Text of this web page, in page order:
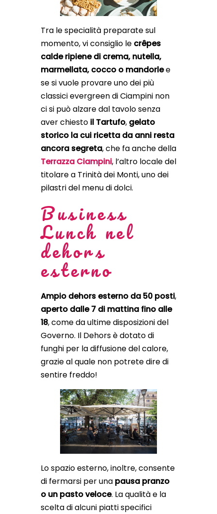
Tra le specialità preparate sul
momento, vi consiglio le crêpes
calde ripiene di crema, nutella,
marmellata, cocco o mandorlee
se si vuole provare uno dei più
classici evergreen di Ciampini non
ci si può alzare dal tavolo senza
aver chiesto il Tartufo, gelato
storico la cui ricetta da anni resta
ancora segreta, che fa anche della
Terrazza Ciampini, l’altro locale del
titolare a Trinità dei Monti, uno dei
pilastri del menu di dolci.
Business
Lunch nel
dehors
esterno
Ampio dehors esterno da 50 posti,
aperto dalle 7 di mattina fino alle
18, come da ultime disposizioni del
Governo. Il Dehors è dotato di
funghi per la diffusione del calore,
grazie al quale non potrete dire di
sentire freddo!
Lo spazio esterno, inoltre, consente
di fermarsi per una pausa pranzo
o un pasto veloce. La qualità e la
scelta di alcuni piatti specifici